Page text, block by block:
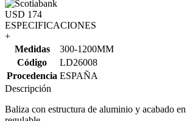
USD 174
ESPECIFICACIONES
+
Medidas
300-1200MM
Código
LD26008
Procedencia ESPAÑA
Descripción
Baliza con estructura de aluminio y acabado